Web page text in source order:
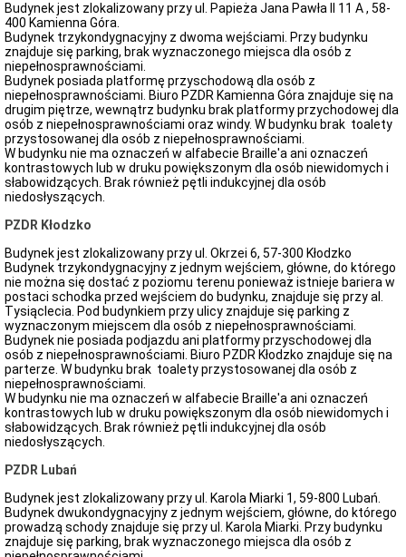
Budynek jest zlokalizowany przy ul. Papieża Jana Pawła II 11 A , 58-
400 Kamienna Góra.
Budynek trzykondygnacyjny z dwoma wejściami. Przy budynku
znajduje się parking, brak wyznaczonego miejsca dla osób z
niepełnosprawnościami.
Budynek posiada platformę przyschodową dla osób z
niepełnosprawnościami. Biuro PZDR Kamienna Góra znajduje się na
drugim piętrze, wewnątrz budynku brak platformy przychodowej dla
osób z niepełnosprawnościami oraz windy. W budynku brak toalety
przystosowanej dla osób z niepełnosprawnościami.
W budynku nie ma oznaczeń w alfabecie Braille'a ani oznaczeń
kontrastowych lub w druku powiększonym dla osób niewidomych i
słabowidzących. Brak również pętli indukcyjnej dla osób
niedosłyszących.
PZDR Kłodzko
Budynek jest zlokalizowany przy ul. Okrzei 6, 57-300 Kłodzko
Budynek trzykondygnacyjny z jednym wejściem, główne, do którego
nie można się dostać z poziomu terenu ponieważ istnieje bariera w
postaci schodka przed wejściem do budynku, znajduje się przy al.
Tysiąclecia. Pod budynkiem przy ulicy znajduje się parking z
wyznaczonym miejscem dla osób z niepełnosprawnościami.
Budynek nie posiada podjazdu ani platformy przyschodowej dla
osób z niepełnosprawnościami. Biuro PZDR Kłodzko znajduje się na
parterze. W budynku brak toalety przystosowanej dla osób z
niepełnosprawnościami.
W budynku nie ma oznaczeń w alfabecie Braille'a ani oznaczeń
kontrastowych lub w druku powiększonym dla osób niewidomych i
słabowidzących. Brak również pętli indukcyjnej dla osób
niedosłyszących.
PZDR Lubań
Budynek jest zlokalizowany przy ul. Karola Miarki 1, 59-800 Lubań.
Budynek dwukondygnacyjny z jednym wejściem, główne, do którego
prowadzą schody znajduje się przy ul. Karola Miarki. Przy budynku
znajduje się parking, brak wyznaczonego miejsca dla osób z